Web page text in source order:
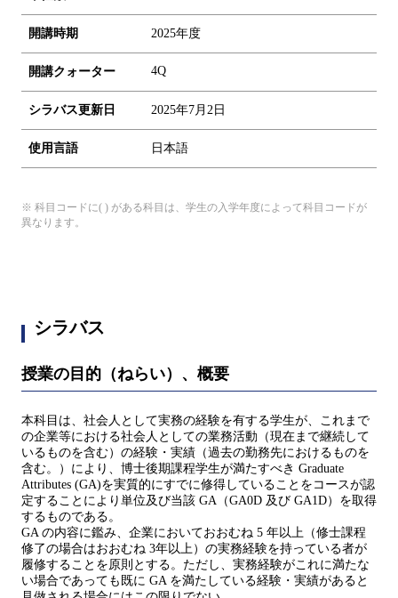
開講時期 2025年度
開講クォーター 4Q
シラバス更新日 2025年7月2日
使用言語 日本語
※ 科目コードに( ) がある科目は、学生の入学年度によって科目コードが
異なります。
シラバス
授業の目的（ねらい）、概要
本科目は、社会人として実務の経験を有する学生が、これまで
の企業等における社会人としての業務活動（現在まで継続して
いるものを含む）の経験・実績（過去の勤務先におけるものを
含む。）により、博士後期課程学生が満たすべき Graduate
Attributes (GA)を実質的にすでに修得していることをコースが認
定することにより単位及び当該 GA（GA0D 及び GA1D）を取得
するものである。
GA の内容に鑑み、企業においておおむね 5 年以上（修士課程
修了の場合はおおむね 3年以上）の実務経験を持っている者が
履修することを原則とする。ただし、実務経験がこれに満たな
い場合であっても既に GA を満たしている経験・実績があると